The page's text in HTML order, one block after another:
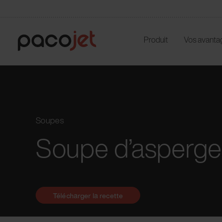
Produit Vos
Soupes
Soupe
Télécharger la recette